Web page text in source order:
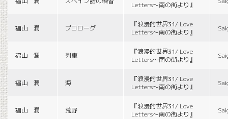
Letters〜南の街より』
福山 潤 プロローグ
『浪漫的世界31/ Love
Letters〜南の街より』
福山 潤 列車
『浪漫的世界31/ Love
Letters〜南の街より』
福山 潤 海
『浪漫的世界31/ Love
Letters〜南の街より』
福山 潤 荒野
『浪漫的世界31/ Love
Letters〜南の街より』